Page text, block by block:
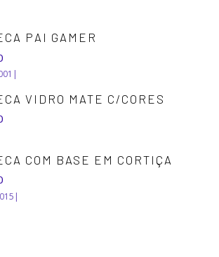
PAI GAMER
|
VIDRO MATE C/CORES
COM BASE EM CORTIÇA
|